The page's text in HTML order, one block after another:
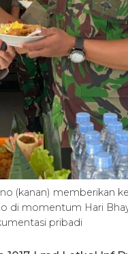
(kanan) memberikan
momentum Hari
pribadi